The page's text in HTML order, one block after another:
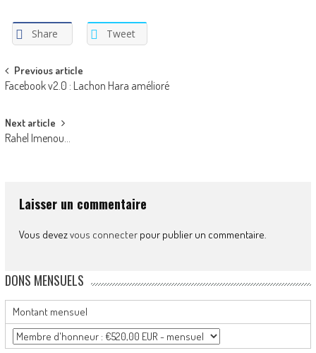
Share Tweet
Post
navigation
Previous article
Facebook v2.0 : Lachon Hara amélioré
Next article
Rahel Imenou…
Laisser un commentaire
Vous devezvous connecterpour publier un commentaire.
DONS MENSUELS
Montant mensuel